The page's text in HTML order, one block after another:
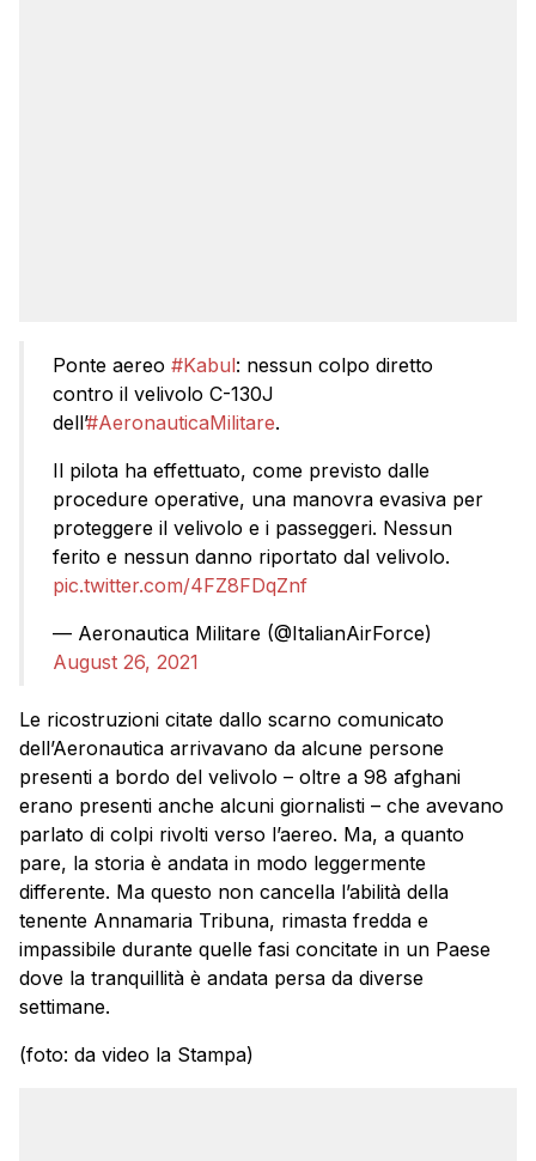
Ponte aereo #Kabul: nessun colpo diretto
contro il velivolo C-130J
dell’#AeronauticaMilitare.
Il pilota ha effettuato, come previsto dalle
procedure operative, una manovra evasiva per
proteggere il velivolo e i passeggeri. Nessun
ferito e nessun danno riportato dal velivolo.
pic.twitter.com/4FZ8FDqZnf
— Aeronautica Militare (@ItalianAirForce)
August 26, 2021
Le ricostruzioni citate dallo scarno comunicato
dell’Aeronautica arrivavano da alcune persone
presenti a bordo del velivolo – oltre a 98 afghani
erano presenti anche alcuni giornalisti – che avevano
parlato di colpi rivolti verso l’aereo. Ma, a quanto
pare, la storia è andata in modo leggermente
differente. Ma questo non cancella l’abilità della
tenente Annamaria Tribuna, rimasta fredda e
impassibile durante quelle fasi concitate in un Paese
dove la tranquillità è andata persa da diverse
settimane.
(foto: da video la Stampa)